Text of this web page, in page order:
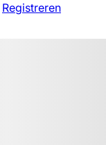
Registreren